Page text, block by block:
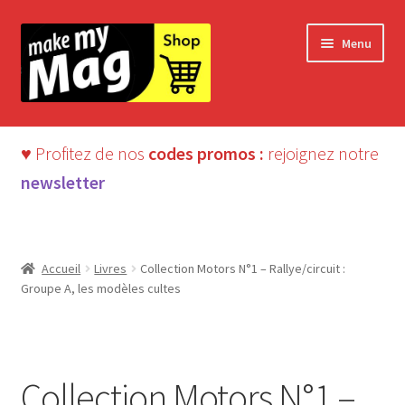
la
navigation
au
contenu
Menu
♥ Profitez de nos codes promos : rejoignez notre
newsletter
Accueil Livres
Collection Motors N°1 – Rallye/circuit :
Groupe A, les modèles cultes